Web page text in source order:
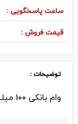
ساعت پاسخگویی :
قیمت فروش :
توضیحات :
وام بانکی 100 میلیونی